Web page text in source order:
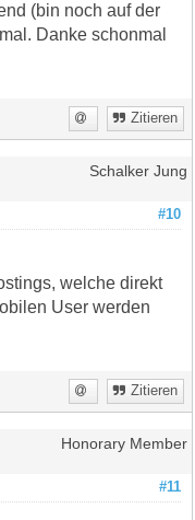
(bin noch auf der
Danke schonmal
Zitieren
Schalker Jung
#10
welche direkt
User werden
Zitieren
Honorary Member
#11